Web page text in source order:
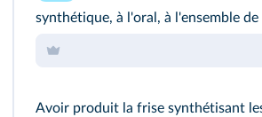
synthétique, à l'oral, à l'ensemble de
Avoir produit la frise synthétisant